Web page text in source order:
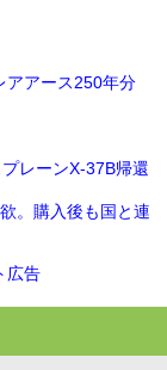
アアース250年分
レーンX-37B帰還
。購入後も国と連
広告